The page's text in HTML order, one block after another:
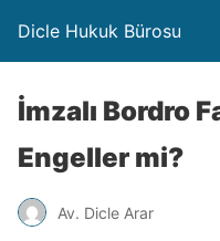
Dicle Hukuk Bürosu
İmzalı Bordro
Engeller mi?
Av. Dicle Arar